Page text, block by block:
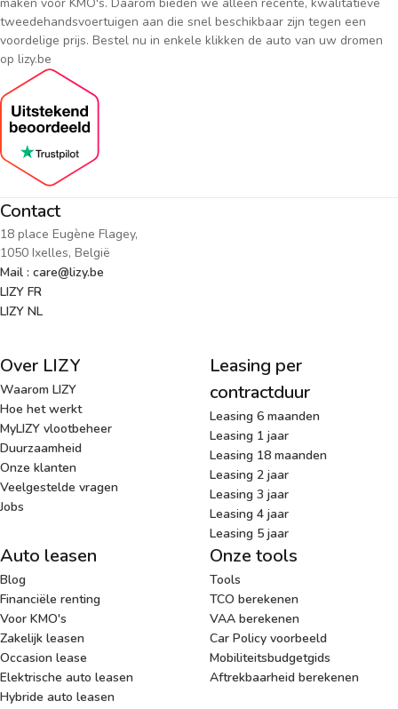
maken voor KMO's. Daarom bieden we alleen recente, kwalitatieve
tweedehandsvoertuigen aan die snel beschikbaar zijn tegen een
voordelige prijs. Bestel nu in enkele klikken de auto van uw dromen
op lizy.be
Contact
18 place Eugène Flagey,
1050 Ixelles, België
Mail : care@lizy.be
LIZY FR
LIZY NL
Over LIZY
Waarom LIZY
Hoe het werkt
MyLIZY vlootbeheer
Duurzaamheid
Onze klanten
Veelgestelde vragen
Jobs
Leasing per
contractduur
Leasing 6 maanden
Leasing 1 jaar
Leasing 18 maanden
Leasing 2 jaar
Leasing 3 jaar
Leasing 4 jaar
Leasing 5 jaar
Auto leasen
Blog
Financiële renting
Voor KMO's
Zakelijk leasen
Occasion lease
Elektrische auto leasen
Hybride auto leasen
Onze tools
Tools
TCO berekenen
VAA berekenen
Car Policy voorbeeld
Mobiliteitsbudgetgids
Aftrekbaarheid berekenen